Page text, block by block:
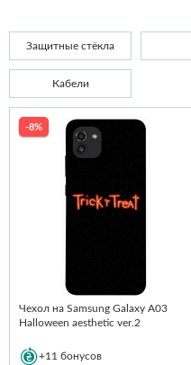
Защитные стёкла
Кабели
-8%
Чехол на Samsung Galaxy A03
Halloween aesthetic ver.2
+11 бонусов